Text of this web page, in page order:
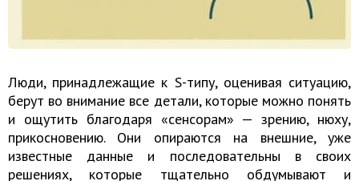
Люди, принадлежащие к S-типу, оценивая ситуацию,
берут во внимание все детали, которые можно понять
и ощутить благодаря «сенсорам» — зрению, нюху,
прикосновению. Они опираются на внешние, уже
известные данные и последовательны в своих
решениях, которые тщательно обдумывают и